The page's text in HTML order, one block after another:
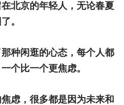
北京的年轻人，无论春夏
。
种闲逛的心态，每个人都
个比一个更焦虑。
虑，很多都是因为未来和